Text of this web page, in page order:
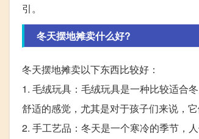
引。
冬天摆地摊卖什么好?
冬天摆地摊卖以下东西比较好：
1. 毛绒玩具：毛绒玩具是一种比较适合
舒适的感觉，尤其是对于孩子们来说，它
2. 手工艺品：冬天是一个寒冷的季节，